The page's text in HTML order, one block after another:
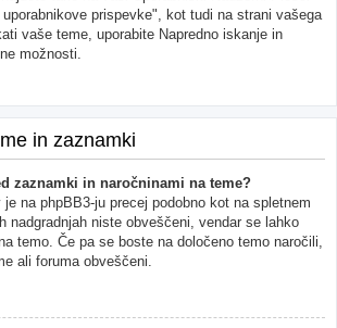
prispevke", kot tudi na strani vašega
vaše teme, uporabite Napredno iskanje in
možnosti.
in zaznamki
zaznamki in naročninami na teme?
na phpBB3-ju precej podobno kot na spletnem
nadgradnjah niste obveščeni, vendar se lahko
temo. Če pa se boste na določeno temo naročili,
ali foruma obveščeni.